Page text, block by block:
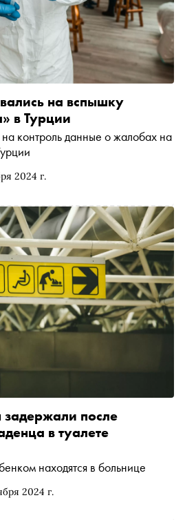
2024 г.
на вспышку
в Турции
на контроль данные о жалобах на
2024 г.
задержали после
в туалете
находятся в больнице